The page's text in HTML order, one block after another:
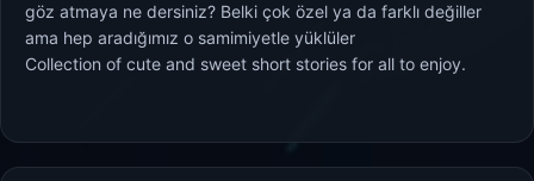
göz atmaya ne dersiniz? Belki çok özel ya da farklı değiller
ama hep aradığımız o samimiyetle yüklüler
Collection of cute and sweet short stories for all to enjoy.